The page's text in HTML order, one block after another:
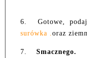
6. Gotowe,
surówka .oraz
7. Smacznego.